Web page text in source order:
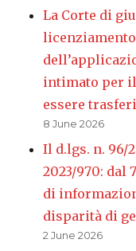
La Corte di
intimato per
essere
8 June 2026
Il d.lgs. n. 96/
2023/970: dal
di
disparità di
2 June 2026